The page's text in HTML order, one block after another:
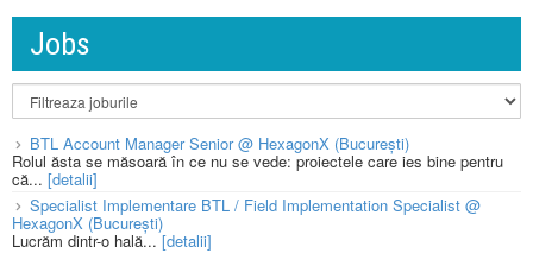
Jobs
BTL Account Manager Senior @ HexagonX (București)
Rolul ăsta se măsoară în ce nu se vede: proiectele care ies bine pentru
că... [detalii]
Specialist Implementare BTL / Field Implementation Specialist @
HexagonX (București)
Lucrăm dintr-o hală...[detalii]